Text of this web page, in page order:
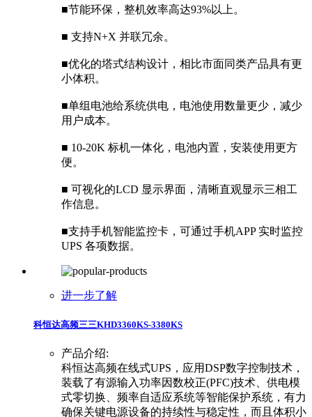
■节能环保，整机效率高达93%以上。
■ 支持N+X 并联冗余。
■优化的塔式结构设计，相比市面同类产品具有更
小体积。
■单组电池给系统供电，电池使用数量更少，减少
用户成本。
■ 10-20K 标机一体化，电池内置，安装使用更方
便。
■ 可视化的LCD 显示界面，清晰直观显示三相工
作信息。
■支持手机智能监控卡，可通过手机APP 实时监控
UPS 各项数据。
进一步了解
科恒达高频三三KHD3360KS-3380KS
产品介绍:
科恒达高频在线式UPS，应用DSP数字控制技术，
装载了有源输入功率因数校正(PFC)技术、供电模
式零切换、频率自适应系统等智能保护系统，有力
确保关键电源设备的持续性与稳定性，而且体积小